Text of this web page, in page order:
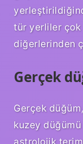
tür yerliler çok
diğerlerinden
Gerçek
Gerçek
kuzey
astrolojik